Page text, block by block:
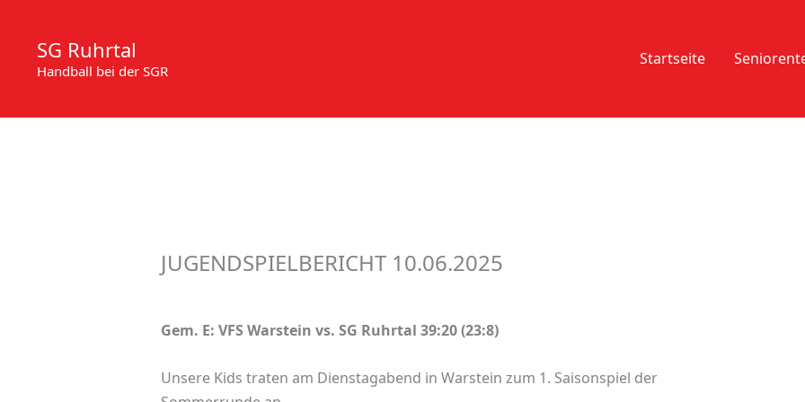
springenSG Ruhrtal
Handball bei der SGR
Startseite
JUGENDSPIELBERICHT 10.06.2025
Gem. E: VFS Warstein vs. SG Ruhrtal 39:20 (23:8)
Unsere Kids traten am Dienstagabend in Warstein zum 1. Saisonspiel der